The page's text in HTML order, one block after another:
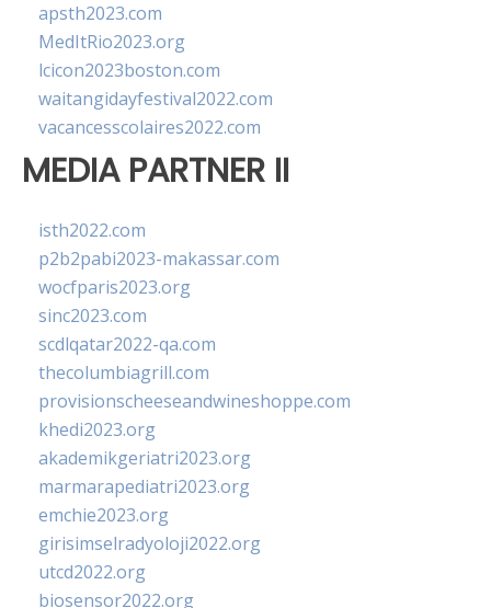
apsth2023.com
MedItRio2023.org
lcicon2023boston.com
waitangidayfestival2022.com
vacancesscolaires2022.com
MEDIA PARTNER II
isth2022.com
p2b2pabi2023-makassar.com
wocfparis2023.org
sinc2023.com
scdlqatar2022-qa.com
thecolumbiagrill.com
provisionscheeseandwineshoppe.com
khedi2023.org
akademikgeriatri2023.org
marmarapediatri2023.org
emchie2023.org
girisimselradyoloji2022.org
utcd2022.org
biosensor2022.org